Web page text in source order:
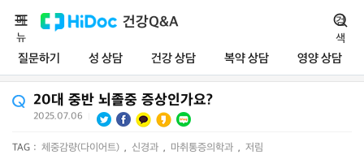
건강Q&A
질문하기 성 상담 건강 상담 복약 상담 영양 상담
메
뉴
검
색
20대 중반 뇌졸중 증상인가요?
2025.07.06
TAG : 체중감량(다이어트) , 신경과 , 마취통증의학과 , 저림